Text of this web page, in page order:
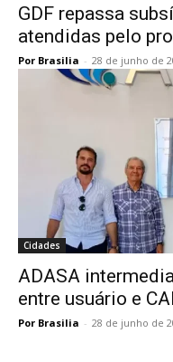
GDF repassa
atendidas pelo
Por Brasilia - 28 de junho de
Cidades
ADASA
entre usuário e
Por Brasilia - 28 de junho de